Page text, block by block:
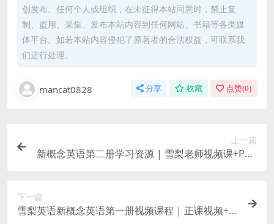
创发布。任何个人或组织，在未征得本站同意时，禁止复
制、盗用、采集、发布本站内容到任何网站、书籍等各类媒
体平台。如若本站内容侵犯了原著者的合法权益，可联系我
们进行处理。
mancat0828 分享 收藏 点赞(0)
上一篇
新概念英语第二册学习资源 | 雪梨老师视频课+PDF
下一篇
雪梨英语新概念英语第一册视频课程 | 正课视频+音